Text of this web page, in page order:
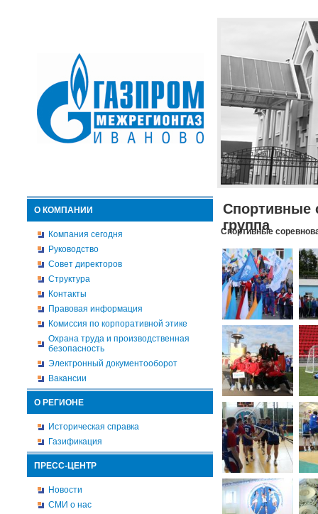
О КОМПАНИИ
Компания сегодня
Руководство
Совет директоров
Структура
Контакты
Правовая информация
Комиссия по корпоративной этике
Охрана труда и производственная
безопасность
Электронный документооборот
Вакансии
О РЕГИОНЕ
Историческая справка
Газификация
ПРЕСС-ЦЕНТР
Новости
СМИ о нас
Спортивные
группа
Спортивные